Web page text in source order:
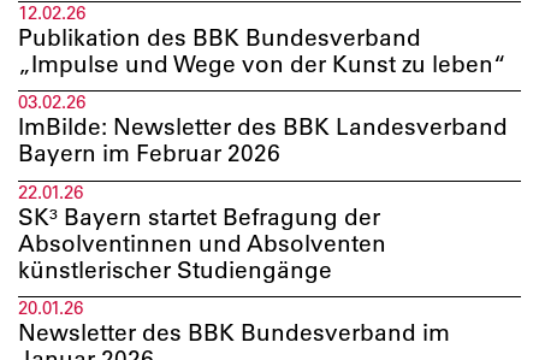
12.02.26
Publikation des BBK Bundesverband
„Impulse und Wege von der Kunst zu leben“
03.02.26
ImBilde: Newsletter des BBK Landesverband
Bayern im Februar 2026
22.01.26
SK³ Bayern startet Befragung der
Absolventinnen und Absolventen
künstlerischer Studiengänge
20.01.26
Newsletter des BBK Bundesverband im